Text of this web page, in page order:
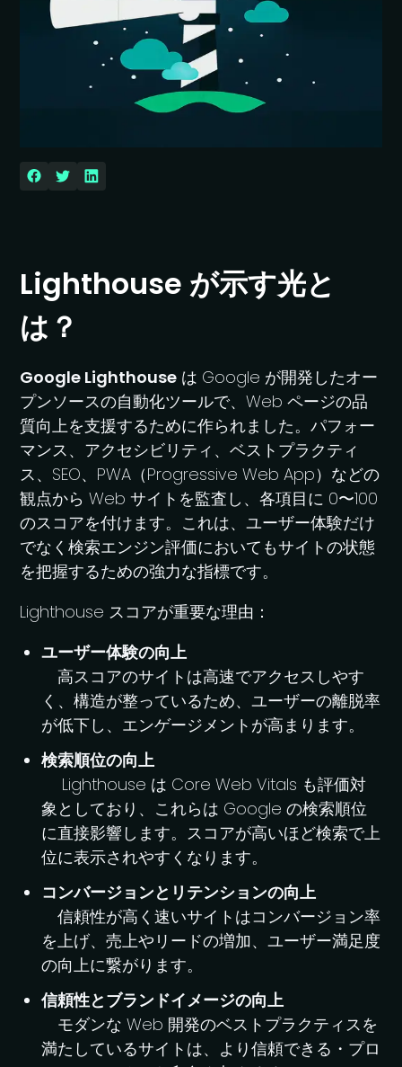
Lighthouse が示す光と
は？
Google Lighthouse は Google が開発したオー
プンソースの自動化ツールで、Web ページの品
質向上を支援するために作られました。パフォー
マンス、アクセシビリティ、ベストプラクティ
ス、SEO、PWA（Progressive Web App）などの
観点から Web サイトを監査し、各項目に 0〜100
のスコアを付けます。これは、ユーザー体験だけ
でなく検索エンジン評価においてもサイトの状態
を把握するための強力な指標です。
Lighthouse スコアが重要な理由：
ユーザー体験の向上
高スコアのサイトは高速でアクセスしやす
く、構造が整っているため、ユーザーの離脱率
が低下し、エンゲージメントが高まります。
検索順位の向上
Lighthouse は Core Web Vitals も評価対
象としており、これらは Google の検索順位
に直接影響します。スコアが高いほど検索で上
位に表示されやすくなります。
コンバージョンとリテンションの向上
信頼性が高く速いサイトはコンバージョン率
を上げ、売上やリードの増加、ユーザー満足度
の向上に繋がります。
信頼性とブランドイメージの向上
モダンな Web 開発のベストプラクティスを
満たしているサイトは、より信頼できる・プロ